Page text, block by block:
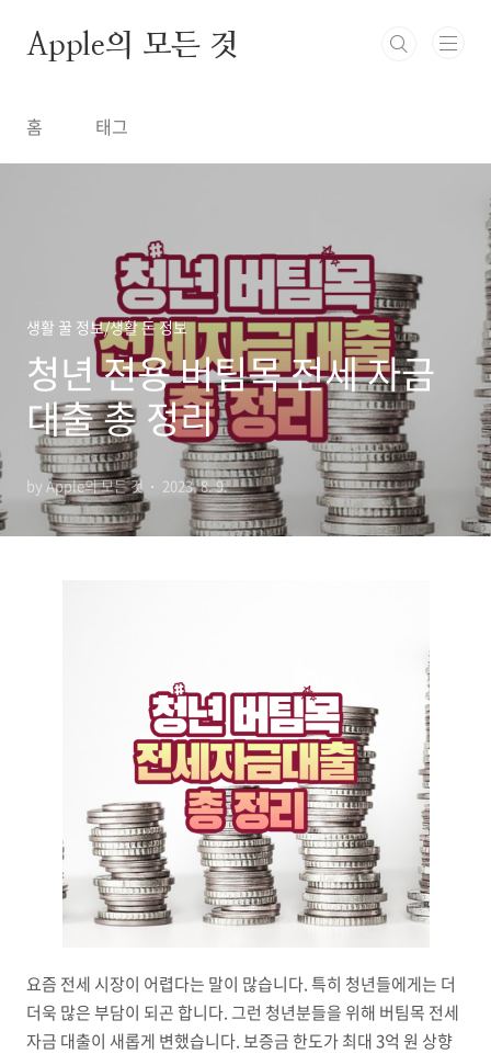
Apple의 모든 것
홈 태그
생활 꿀 정보/생활 돈 정보
청년 전용 버팀목 전세 자금
대출 총 정리
by Apple의 모든 것 2023. 8. 9.
요즘 전세 시장이 어렵다는 말이 많습니다. 특히 청년들에게는 더
더욱 많은 부담이 되곤 합니다. 그런 청년분들을 위해 버팀목 전세
자금 대출이 새롭게 변했습니다. 보증금 한도가 최대 3억 원 상향